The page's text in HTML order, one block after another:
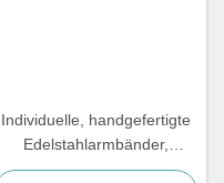
Individuelle, handgefertigte
Edelstahlarmbänder,
Geschenk für Paare,